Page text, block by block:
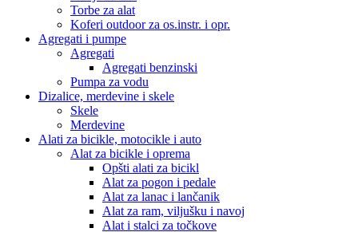
Torbe za alat
Koferi outdoor za os.instr. i opr.
Agregati i pumpe
Agregati
Agregati benzinski
Pumpa za vodu
Dizalice, merdevine i skele
Skele
Merdevine
Alati za bicikle, motocikle i auto
Alat za bicikle i oprema
Opšti alati za bicikl
Alat za pogon i pedale
Alat za lanac i lančanik
Alat za ram, viljušku i navoj
Alat i stalci za točkove